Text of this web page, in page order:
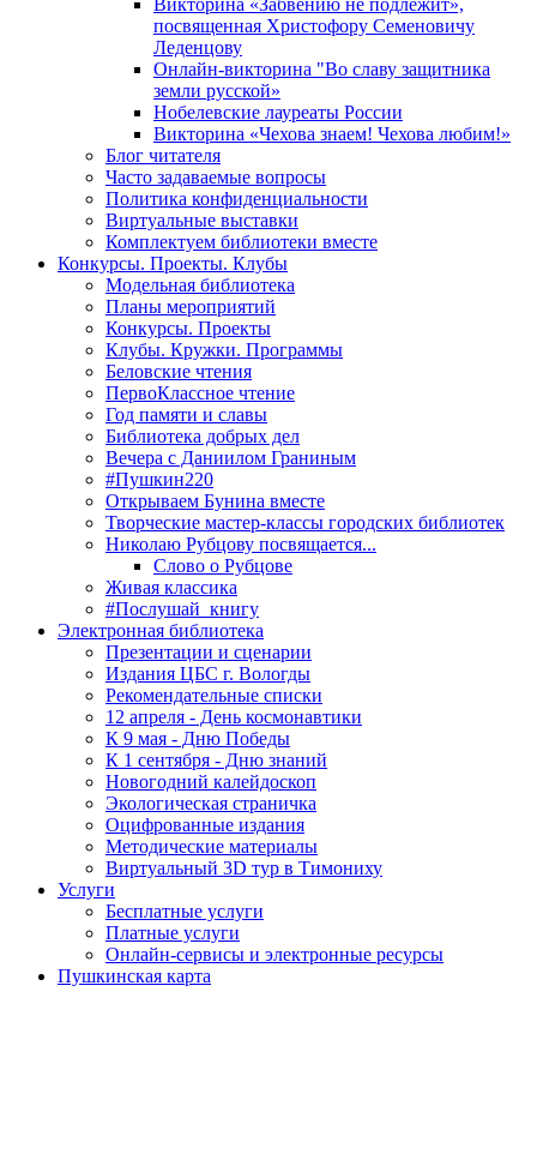
Викторина «Забвению не подлежит»,
посвященная Христофору Семеновичу
Леденцову
Онлайн-викторина "Во славу защитника
земли русской»
Нобелевские лауреаты России
Викторина «Чехова знаем! Чехова любим!»
Блог читателя
Часто задаваемые вопросы
Политика конфиденциальности
Виртуальные выставки
Комплектуем библиотеки вместе
Конкурсы. Проекты. Клубы
Модельная библиотека
Планы мероприятий
Конкурсы. Проекты
Клубы. Кружки. Программы
Беловские чтения
ПервоКлассное чтение
Год памяти и славы
Библиотека добрых дел
Вечера с Даниилом Граниным
#Пушкин220
Открываем Бунина вместе
Творческие мастер-классы городских библиотек
Николаю Рубцову посвящается...
Слово о Рубцове
Живая классика
#Послушай_книгу
Электронная библиотека
Презентации и сценарии
Издания ЦБС г. Вологды
Рекомендательные списки
12 апреля - День космонавтики
К 9 мая - Дню Победы
К 1 сентября - Дню знаний
Новогодний калейдоскоп
Экологическая страничка
Оцифрованные издания
Методические материалы
Виртуальный 3D тур в Тимониху
Услуги
Бесплатные услуги
Платные услуги
Онлайн-сервисы и электронные ресурсы
Пушкинская карта